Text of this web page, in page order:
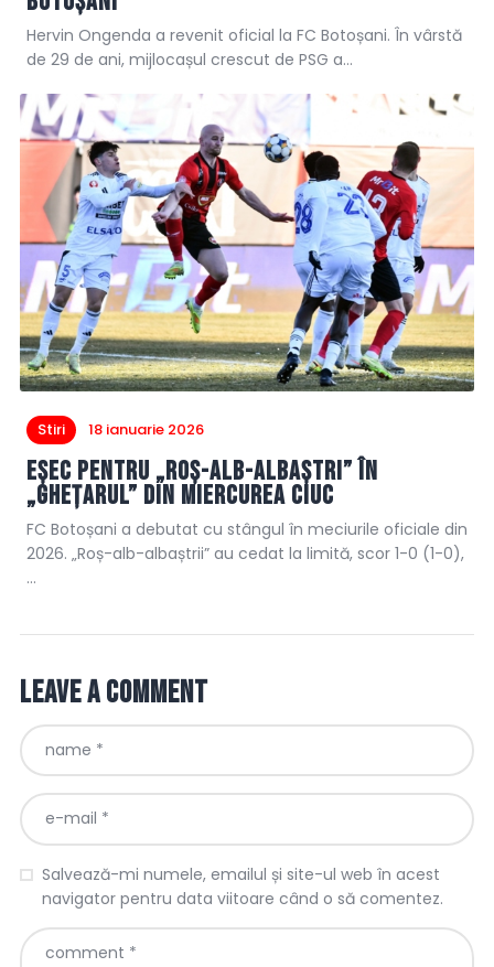
Hervin Ongenda a revenit oficial la FC Botoșani. În vârstă
de 29 de ani, mijlocașul crescut de PSG a…
Stiri 18 ianuarie 2026
Eșec pentru „roș-alb-albaștri” în
„ghețarul” din Miercurea Ciuc
FC Botoșani a debutat cu stângul în meciurile oficiale din
2026. „Roș-alb-albaștrii” au cedat la limită, scor 1-0 (1-0),
…
Leave a comment
Salvează-mi numele, emailul și site-ul web în acest
navigator pentru data viitoare când o să comentez.